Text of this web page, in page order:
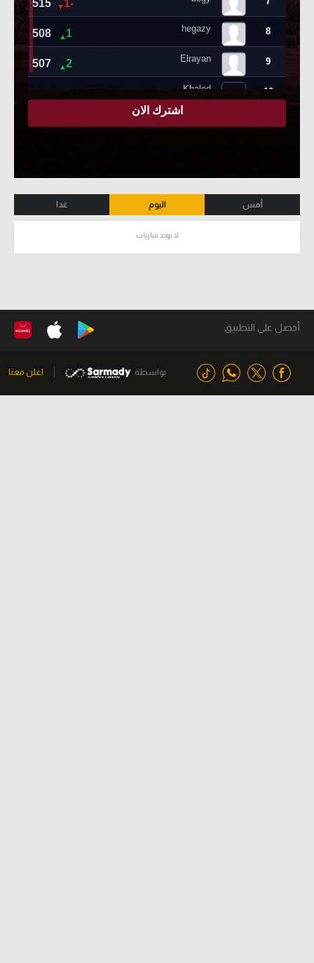
أمس اليوم غدا
لا يوجد مباريات
أحصل على التطبيق
بواسطة اعلن معنا